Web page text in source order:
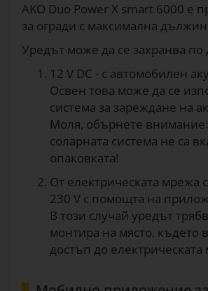
AKO Duo Power X smart 6000 е
за огради с максимална
Уредът може да се захранва по
12 V DC - с автомобилен
Освен това може да се
система за зареждане на
Моля, обърнете внимание:
соларната система не са
опаковката!
От електрическата мрежа
230 V с помощта на
В този случай уредът
монтира на място, където
достъп до